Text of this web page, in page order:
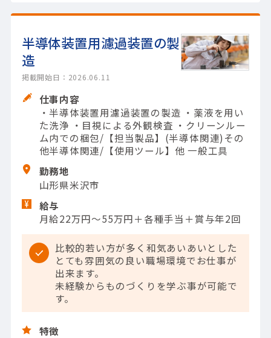
半導体装置用濾過装置の製
造
掲載開始日：2026.06.11
仕事内容
・半導体装置用濾過装置の製造 ・薬液を用い
た洗浄 ・目視による外観検査 ・クリーンルー
ム内での梱包/【担当製品】(半導体関連)その
他半導体関連/【使用ツール】他 一般工具
勤務地
山形県米沢市
給与
月給22万円～55万円＋各種手当＋賞与年2回
比較的若い方が多く和気あいあいとした
とても雰囲気の良い職場環境でお仕事が
出来ます。
未経験からものづくりを学ぶ事が可能で
す。
特徴